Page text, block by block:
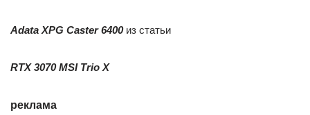
Adata XPG Caster 6400 из статьи
RTX 3070 MSI Trio X
реклама